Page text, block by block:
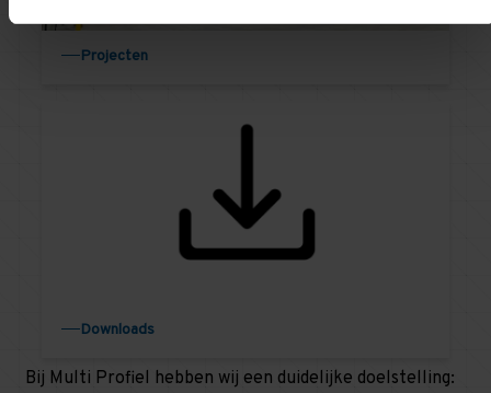
Projecten
Downloads
Bij Multi Profiel hebben wij een duidelijke doelstelling: